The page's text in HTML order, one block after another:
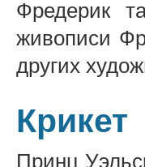
Фредерик
живописи
других
Крикет
Принц